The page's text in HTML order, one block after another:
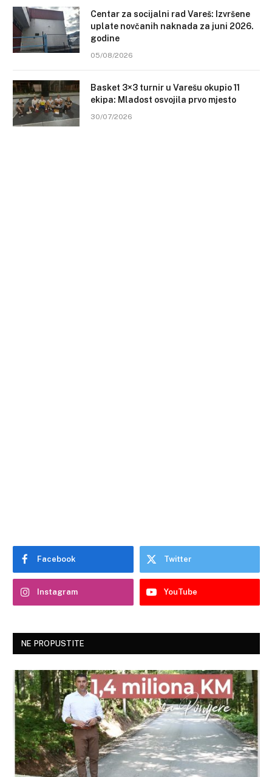
Centar za socijalni rad Vareš: Izvršene
uplate novčanih naknada za juni 2026.
godine
05/08/2026
Basket 3×3 turnir u Varešu okupio 11
ekipa: Mladost osvojila prvo mjesto
30/07/2026
Facebook Twitter
Instagram YouTube
NE PROPUSTITE